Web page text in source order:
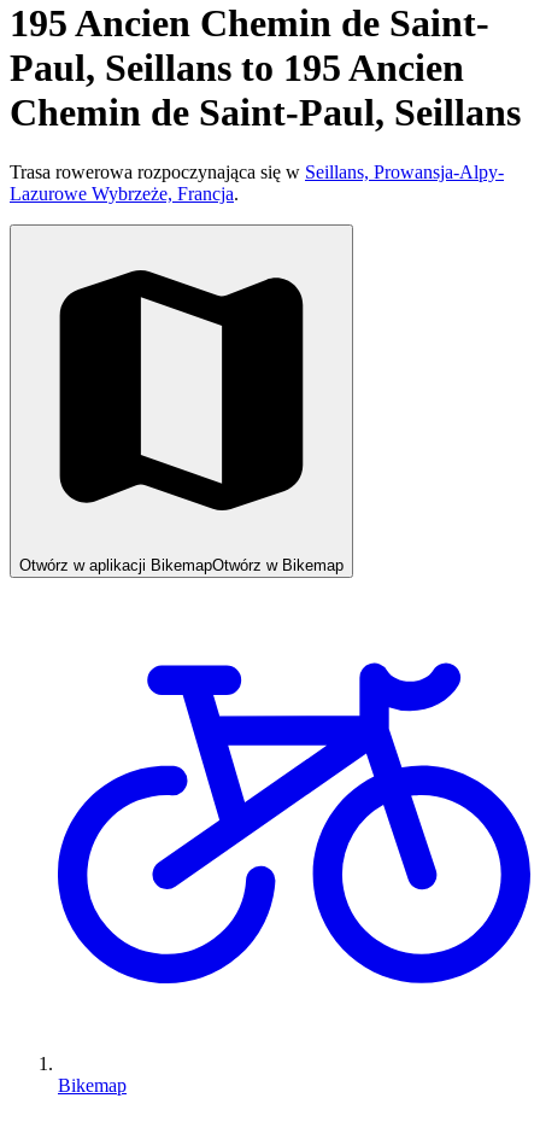
195 Ancien Chemin de Saint-
Paul, Seillans to 195 Ancien
Chemin de Saint-Paul, Seillans
Trasa rowerowa rozpoczynająca się w Seillans, Prowansja-Alpy-
Lazurowe Wybrzeże, Francja.
Otwórz w aplikacji BikemapOtwórz w Bikemap
Bikemap